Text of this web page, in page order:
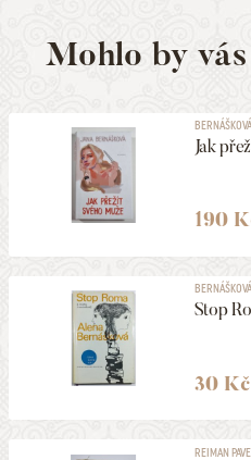
Mohlo by
Jak
190
Stop
30 Kč
REIMAN